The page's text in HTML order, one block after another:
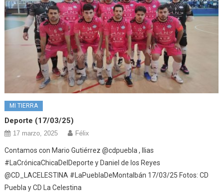
MI TIERRA
Deporte (17/03/25)
17 marzo, 2025 Félix
Contamos con Mario Gutiérrez @cdpuebla , Ilias
#LaCrónicaChicaDelDeporte y Daniel de los Reyes
@CD_LACELESTINA #LaPueblaDeMontalbán 17/03/25 Fotos: CD
Puebla y CD La Celestina